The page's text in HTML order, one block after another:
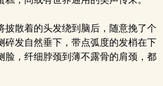
散着的头发绕到脑后，随意挽了个
碎发自然垂下，带点弧度的发梢在下
脸，纤细脖颈到薄不露骨的肩颈，都